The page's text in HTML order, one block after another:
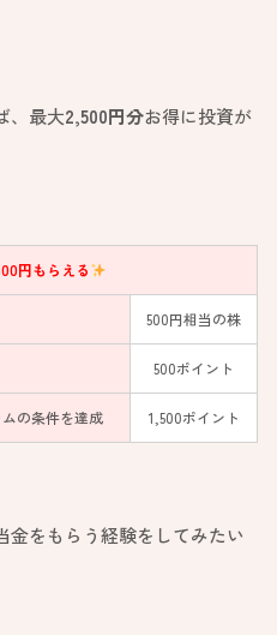
、最大2,500円分お得に投資が
円もらえる
500円相当の株
500ポイント
の条件を達成 1,500ポイント
金をもらう経験をしてみたい